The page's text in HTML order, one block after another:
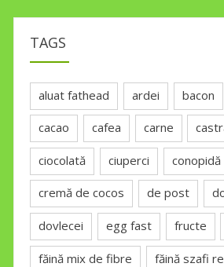
TAGS
aluat fathead ardei bacon
cacao cafea carne
ciocolată ciuperci conopidă
cremă de cocos de post
dovlecei egg fast fructe
făină mix de fibre făină szafi